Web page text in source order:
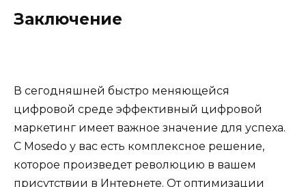
Заключение
В сегодняшней быстро меняющейся
цифровой среде эффективный цифровой
маркетинг имеет важное значение для успеха.
С Mosedo у вас есть комплексное решение,
которое произведет революцию в вашем
присутствии в Интернете. От оптимизации